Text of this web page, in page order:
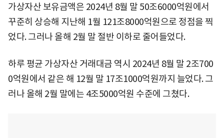
가상자산 보유금액은 2024년 8월 말 50조6000억원에서
꾸준히 상승해 지난해 1월 121조8000억원으로 정점을 찍
었다. 그러나 올해 2월 말 절반 이하로 줄어들었다.
하루 평균 가상자산 거래대금 역시 2024년 8월 말 2조700
0억원에서 같은 해 12월 말 17조1000억원까지 늘었다. 그
러나 올해 2월 말에는 4조5000억원 수준에 그쳤다.